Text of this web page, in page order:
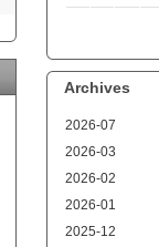
Archives
2026-07
2026-03
2026-02
2026-01
2025-12